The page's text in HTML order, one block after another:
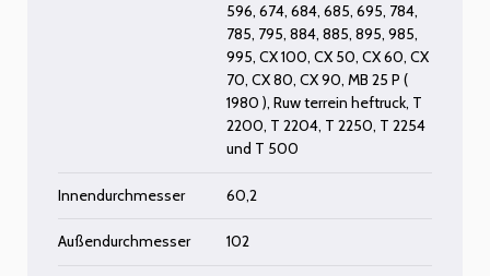
596,674,684,685,695, 784,
785, 795,884,885,895,985,
995,CX 100,CX 50,CX 60,CX
70,CX 80,CX 90,MB 25 P (
1980 ),Ruw terrein heftruck, T
2200, T 2204, T 2250, T 2254
und T 500
Innendurchmesser 60,2
Außendurchmesser 102